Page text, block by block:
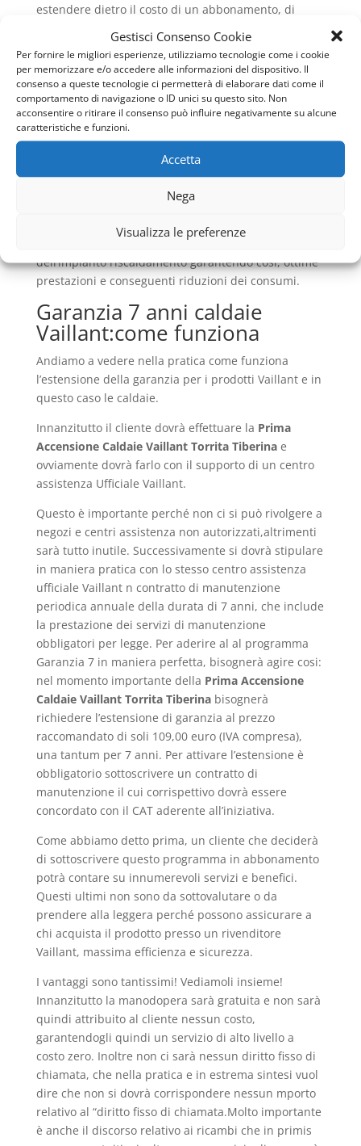
Gestisci Consenso Cookie
Per fornire le migliori esperienze, utilizziamo tecnologie come i cookie
per memorizzare e/o accedere alle informazioni del dispositivo. Il
consenso a queste tecnologie ci permetterà di elaborare dati come il
comportamento di navigazione o ID unici su questo sito. Non
acconsentire o ritirare il consenso può influire negativamente su alcune
caratteristiche e funzioni.
Accetta
Nega
Visualizza le preferenze
estendere dietro il costo di un abbonamento, di
estendere la garanzia dei servizi Vaillant a 7 anni.
Questo vuol dire che un cliente potrà usufruire dei
tantissimi servizi offerti dall’azienda per 5 anni in più
rispetto ai 2 iniziali e gratuiti, e questo farà si che il
livello di tranquillità collegato al funzionamento e
alla manutenzione della caldaia, aumenterà a
di prima accensione. Lo scopo principale è
l’attivazione della garanzia della durata di 2 anni
offerta dalla casa madre e l’ottimizzazione del
funzionamento del prodotto alle reali esigenze
dell’impianto riscaldamento garantendo così, ottime
prestazioni e conseguenti riduzioni dei consumi.
Garanzia 7 anni caldaie
Vaillant:come funziona
Andiamo a vedere nella pratica come funziona
l’estensione della garanzia per i prodotti Vaillant e in
questo caso le caldaie.
Innanzitutto il cliente dovrà effettuare la Prima
Accensione Caldaie Vaillant Torrita Tiberinae
ovviamente dovrà farlo con il supporto di un centro
assistenza Ufficiale Vaillant.
Questo è importante perché non ci si può rivolgere a
negozi e centri assistenza non autorizzati,altrimenti
sarà tutto inutile. Successivamente si dovrà stipulare
in maniera pratica con lo stesso centro assistenza
ufficiale Vaillant n contratto di manutenzione
periodica annuale della durata di 7 anni, che include
la prestazione dei servizi di manutenzione
obbligatori per legge. Per aderire al al programma
Garanzia 7 in maniera perfetta, bisognerà agire cosi:
nel momento importante della Prima Accensione
Caldaie Vaillant Torrita Tiberinabisognerà
richiedere l’estensione di garanzia al prezzo
raccomandato di soli 109,00 euro (IVA compresa),
una tantum per 7 anni. Per attivare l’estensione è
obbligatorio sottoscrivere un contratto di
manutenzione il cui corrispettivo dovrà essere
concordato con il CAT aderente all’iniziativa.
Come abbiamo detto prima, un cliente che deciderà
di sottoscrivere questo programma in abbonamento
potrà contare su innumerevoli servizi e benefici.
Questi ultimi non sono da sottovalutare o da
prendere alla leggera perché possono assicurare a
chi acquista il prodotto presso un rivenditore
Vaillant, massima efficienza e sicurezza.
I vantaggi sono tantissimi! Vediamoli insieme!
Innanzitutto la manodopera sarà gratuita e non sarà
quindi attribuito al cliente nessun costo,
garantendogli quindi un servizio di alto livello a
costo zero. Inoltre non ci sarà nessun diritto fisso di
chiamata, che nella pratica e in estrema sintesi vuol
dire che non si dovrà corrispondere nessun mporto
relativo al “diritto fisso di chiamata.Molto importante
è anche il discorso relativo ai ricambi che in primis